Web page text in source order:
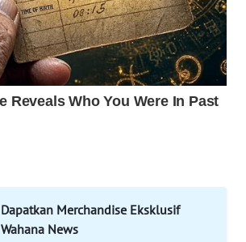
Dapatkan Merchandise Eksklusif
Wahana News